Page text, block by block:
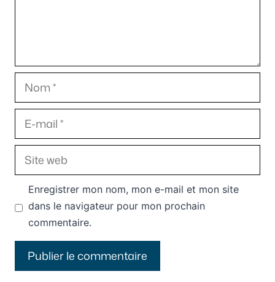
Nom
E-
mail
Site
web
Enregistrer mon nom, mon e-mail et mon site
dans le navigateur pour mon prochain
commentaire.